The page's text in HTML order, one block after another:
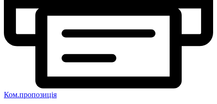
Ком.пропозиція